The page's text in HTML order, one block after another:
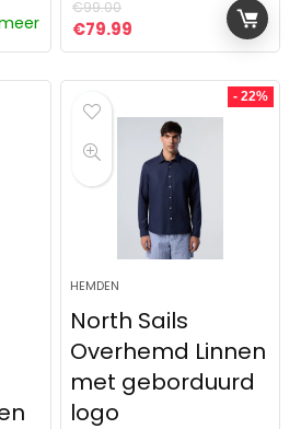
€99.00
Oorspronkelijke prijs
€79.99 Huidige prijs is:
- 22%
HEMDEN
North Sails
Overhemd Linnen
met geborduurd
logo